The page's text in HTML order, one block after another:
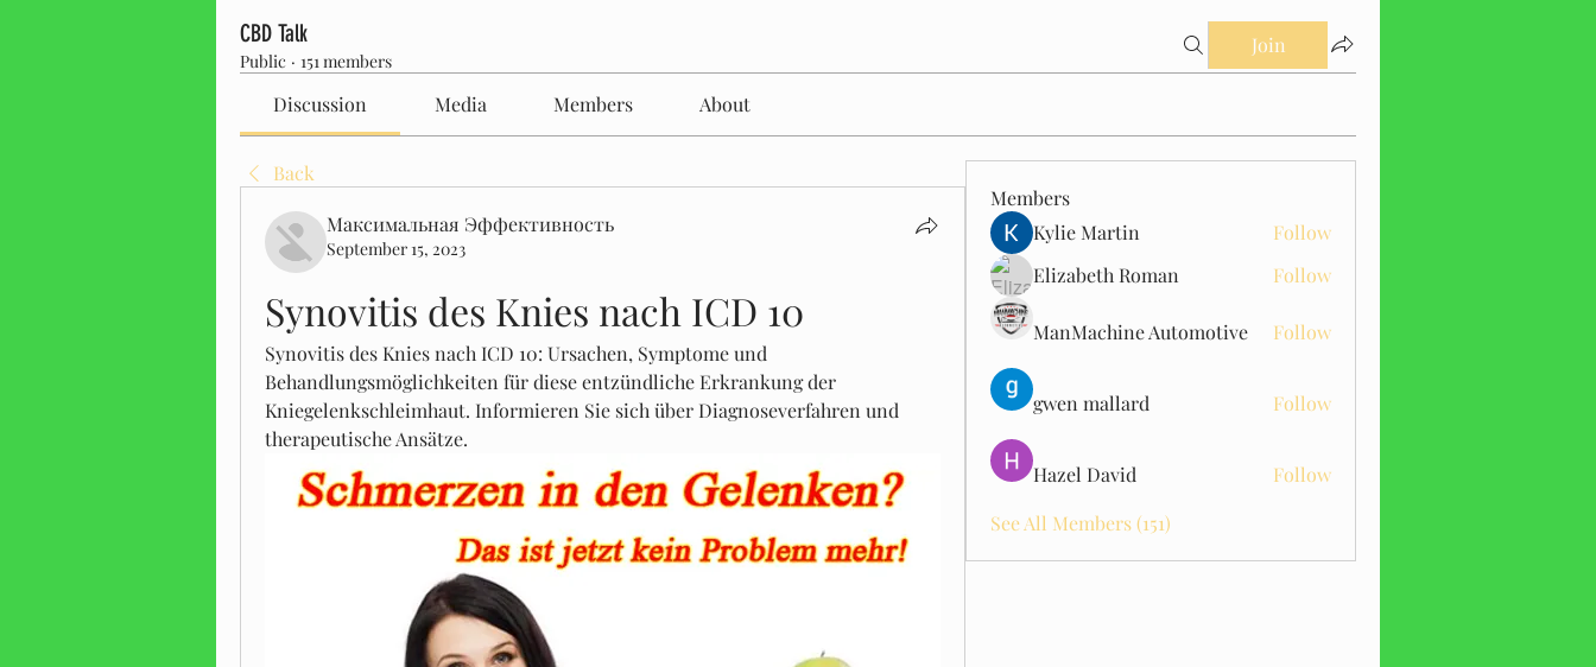
CBD Talk
Public · 151 members
Join
Discussion Media Members About
Back
Максимальная Эффективность
September 15, 2023
Synovitis des Knies nach ICD 10
Synovitis des Knies nach ICD 10: Ursachen, Symptome und
Behandlungsmöglichkeiten für diese entzündliche Erkrankung der
Kniegelenkschleimhaut. Informieren Sie sich über Diagnoseverfahren und
therapeutische Ansätze.
Members
Kylie Martin
Follow
Elizabeth Roman
Follow
ManMachine Automotive Follow
gwen mallard Follow
Hazel David
Follow
See All Members (151)